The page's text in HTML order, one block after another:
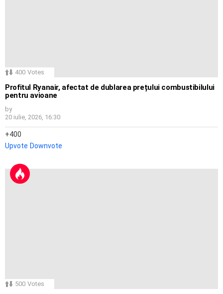
400 Votes
Profitul Ryanair, afectat de dublarea prețului combustibilului
pentru avioane
by
20 iulie, 2026, 16:30
400
Upvote Downvote
500 Votes